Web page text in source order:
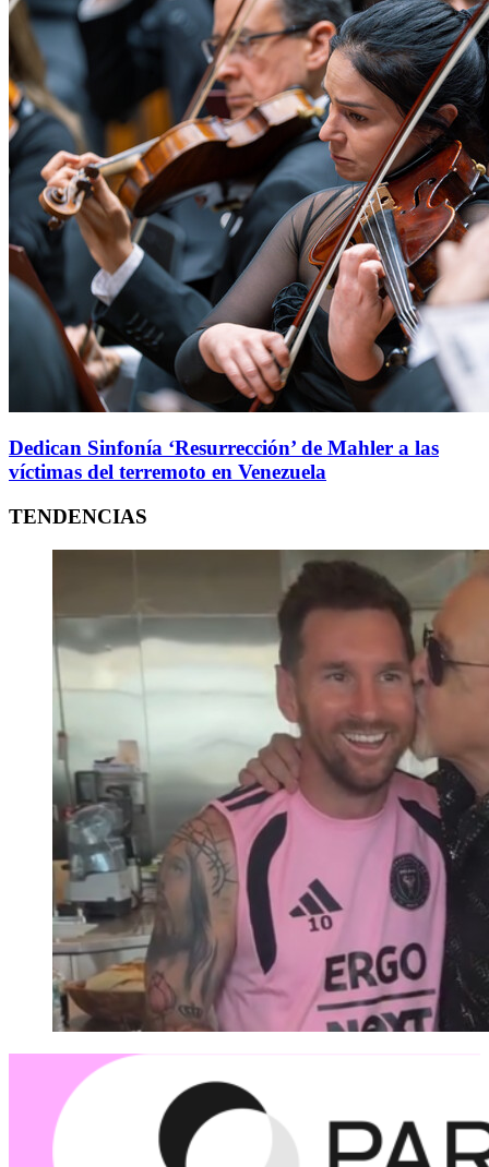
Dedican Sinfonía ‘Resurrección’ de Mahler a las
víctimas del terremoto en Venezuela
TENDENCIAS